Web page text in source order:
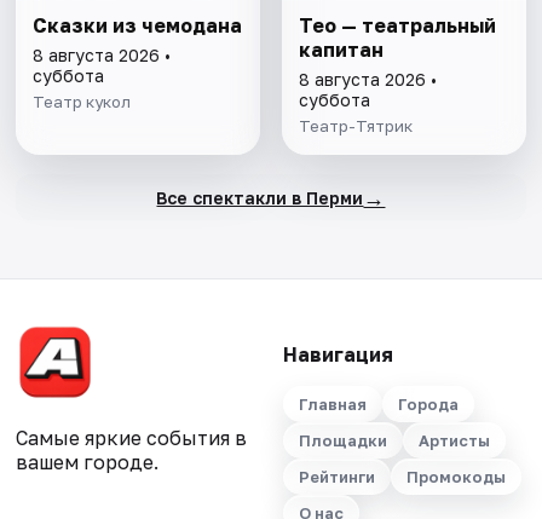
Сказки из чемодана
8 августа 2026 •
суббота
Театр кукол
Тео — театральный
капитан
8 августа 2026 •
суббота
Театр-Тятрик
Все спектакли в Перми →
Самые яркие события в
вашем городе.
Навигация
Главная
Города
Площадки
Артисты
Рейтинги
Промокоды
О нас